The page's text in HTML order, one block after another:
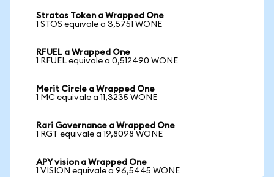
Stratos Token a Wrapped One
1 STOS equivale a 3,5751 WONE
RFUEL a Wrapped One
1 RFUEL equivale a 0,512490 WONE
Merit Circle a Wrapped One
1 MC equivale a 11,3235 WONE
Rari Governance a Wrapped One
1 RGT equivale a 19,8098 WONE
APY vision a Wrapped One
1 VISION equivale a 96,5445 WONE